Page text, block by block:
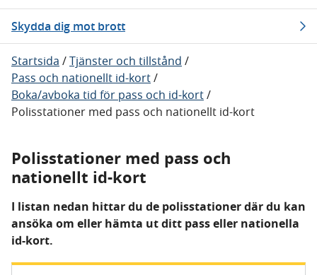
Skydda dig mot brott
Startsida /Tjänster och tillstånd /
Pass och nationellt id-kort/
Boka/avboka tid för pass och id-kort/
Polisstationer med pass och nationellt id-kort
Polisstationer med pass och
nationellt id-kort
I listan nedan hittar du de polisstationer där du kan
ansöka om eller hämta ut ditt pass eller nationella
id-kort.